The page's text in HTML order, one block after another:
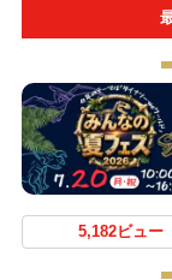
5,182ビュー